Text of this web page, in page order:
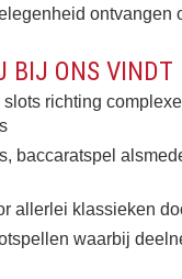
ontvangen
BIJ ONS VINDT
richting
baccaratspel
allerlei klassieken
waarbij